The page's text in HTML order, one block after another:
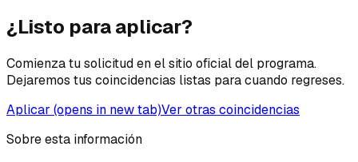
¿Listo para aplicar?
Comienza tu solicitud en el sitio oficial del programa.
Dejaremos tus coincidencias listas para cuando regreses.
Aplicar (opens in new tab)Ver otras coincidencias
Sobre esta información